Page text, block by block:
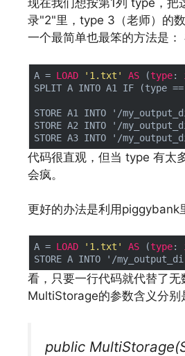
现在我们想按第1列 type，把
录"2"里，type 3（老师）的
一个最简单也最笨的方法是
A = LOAD '1.txt' AS (type:
SPLIT A INTO A1 IF (type
STORE A1 INTO '/
STORE A2 INTO '/
代码很直观，但当 type 有太
会疯。
更好的办法是利用piggybank
A = LOAD '1.txt' AS (type:
看，只要一行代码就代替了无
MultiStorage的参数含义分别
public